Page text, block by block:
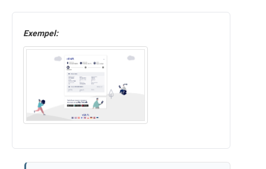
Exempel: